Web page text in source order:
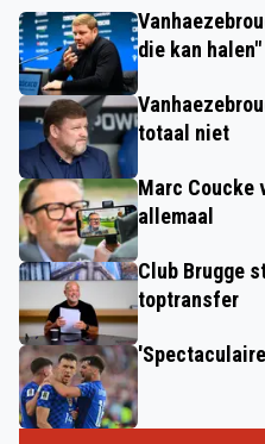
die kan halen"
totaal niet
Marc Coucke
allemaal
Club Brugge
toptransfer